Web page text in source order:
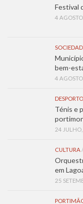
Festival
4
bem-
4
DESPORTO
Ténis e
24
CULTURA/
em
25